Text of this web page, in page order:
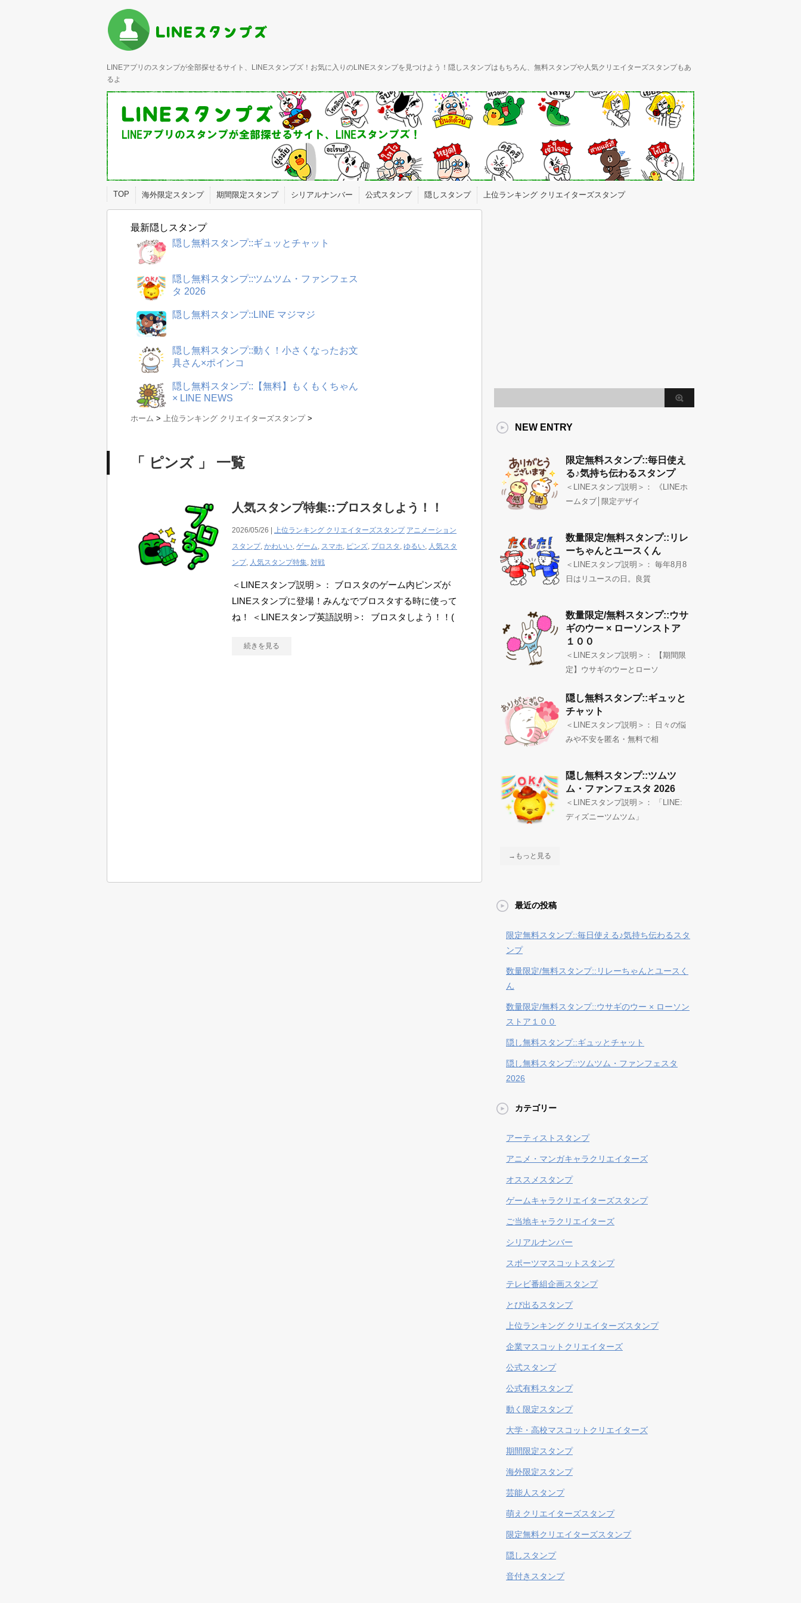
LINEアプリのスタンプが全部探せるサイト、LINEスタンプズ！お気に入りのLINEスタンプを見つけよう！隠しスタンプはもちろん、無料スタンプや人気クリエイターズスタンプもあ
るよ
TOP 海外限定スタンプ 期間限定スタンプ シリアルナンバー 公式スタンプ 隠しスタンプ 上位ランキング クリエイターズスタンプ
最新隠しスタンプ
隠し無料スタンプ::ギュッとチャット
隠し無料スタンプ::ツムツム・ファンフェス
タ 2026
隠し無料スタンプ::LINE マジマジ
隠し無料スタンプ::動く！小さくなったお文
具さん×ポインコ
隠し無料スタンプ::【無料】もくもくちゃん
× LINE NEWS
ホーム > 上位ランキング クリエイターズスタンプ >
「 ピンズ 」 一覧
人気スタンプ特集::ブロスタしよう！！
2026/05/26 | 上位ランキング クリエイターズスタンプ アニメーション
スタンプ, かわいい, ゲーム, スマホ, ピンズ, ブロスタ , ゆるい, 人気スタ
ンプ, 人気スタンプ特集, 対戦
＜LINEスタンプ説明＞： ブロスタのゲーム内ピンズが
LINEスタンプに登場！みんなでブロスタする時に使って
ね！ ＜LINEスタンプ英語説明＞: ブロスタしよう！！(
続きを見る
NEW ENTRY
限定無料スタンプ::毎日使え
る♪気持ち伝わるスタンプ
＜LINEスタンプ説明＞： 《LINEホ
ームタブ│限定デザイ
数量限定/無料スタンプ::リレ
ーちゃんとユースくん
＜LINEスタンプ説明＞： 毎年8月8
日はリユースの日。良質
数量限定/無料スタンプ::ウサ
ギのウー × ローソンストア
１００
＜LINEスタンプ説明＞： 【期間限
定】ウサギのウーとローソ
隠し無料スタンプ::ギュッと
チャット
＜LINEスタンプ説明＞： 日々の悩
みや不安を匿名・無料で相
隠し無料スタンプ::ツムツ
ム・ファンフェスタ 2026
＜LINEスタンプ説明＞： 「LINE:
ディズニーツムツム」
→もっと見る
最近の投稿
限定無料スタンプ::毎日使える♪気持ち伝わるスタ
ンプ
数量限定/無料スタンプ::リレーちゃんとユースく
ん
数量限定/無料スタンプ::ウサギのウー × ローソン
ストア１００
隠し無料スタンプ::ギュッとチャット
隠し無料スタンプ::ツムツム・ファンフェスタ
2026
カテゴリー
アーティストスタンプ
アニメ・マンガキャラクリエイターズ
オススメスタンプ
ゲームキャラクリエイターズスタンプ
ご当地キャラクリエイターズ
シリアルナンバー
スポーツマスコットスタンプ
テレビ番組企画スタンプ
とび出るスタンプ
上位ランキング クリエイターズスタンプ
企業マスコットクリエイターズ
公式スタンプ
公式有料スタンプ
動く限定スタンプ
大学・高校マスコットクリエイターズ
期間限定スタンプ
海外限定スタンプ
芸能人スタンプ
萌えクリエイターズスタンプ
限定無料クリエイターズスタンプ
隠しスタンプ
音付きスタンプ